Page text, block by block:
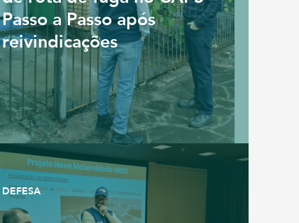
Passo a Passo após
reivindicações
DEFESA